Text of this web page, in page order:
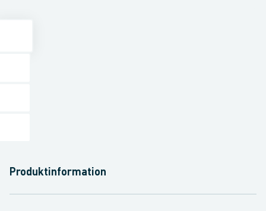
Produktinformation